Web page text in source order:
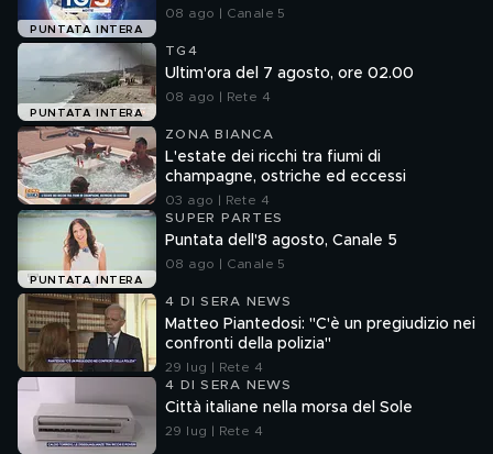
PUNTATA INTERA
08 ago | Canale 5
PUNTATA INTERA
TG4
Ultim'ora del 7 agosto, ore 02.00
08 ago | Rete 4
ZONA BIANCA
L'estate dei ricchi tra fiumi di
champagne, ostriche ed eccessi
03 ago | Rete 4
PUNTATA INTERA
SUPER PARTES
Puntata dell'8 agosto, Canale 5
08 ago | Canale 5
4 DI SERA NEWS
Matteo Piantedosi: "C'è un pregiudizio nei
confronti della polizia"
29 lug | Rete 4
4 DI SERA NEWS
Città italiane nella morsa del Sole
29 lug | Rete 4